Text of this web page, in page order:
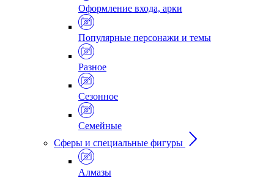
Оформление входа, арки
Популярные персонажи и темы
Разное
Сезонное
Семейные
Сферы и специальные фигуры
Алмазы